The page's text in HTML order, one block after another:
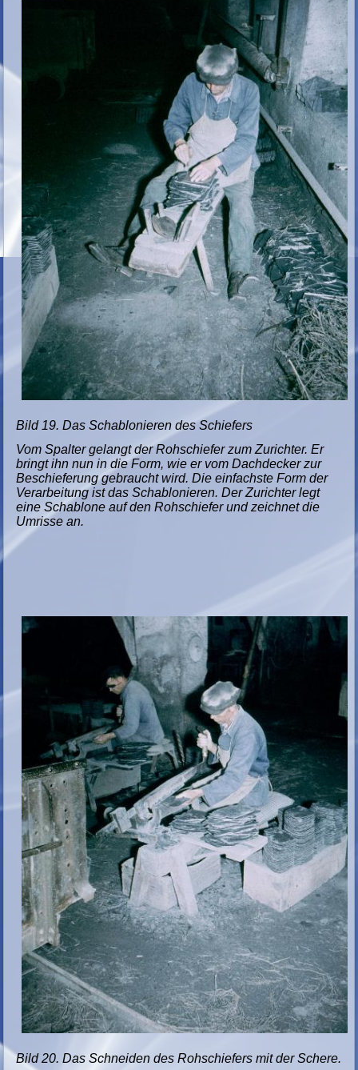
Bild 19. Das Schablonieren des Schiefers
Vom Spalter gelangt der Rohschiefer zum Zurichter. Er
bringt ihn nun in die Form, wie er vom Dachdecker zur
Beschieferung gebraucht wird. Die einfachste Form der
Verarbeitung ist das Schablonieren. Der Zurichter legt
eine Schablone auf den Rohschiefer und zeichnet die
Umrisse an.
Bild 20. Das Schneiden des Rohschiefers mit der Schere.